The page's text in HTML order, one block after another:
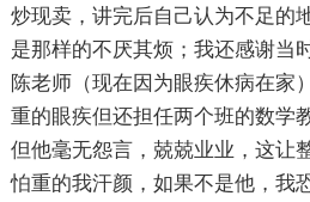
炒现卖，讲完后自己认为不足的
是那样的不厌其烦；我还感谢当
陈老师（现在因为眼疾休病在家
重的眼疾但还担任两个班的数学
但他毫无怨言，兢兢业业，这让
怕重的我汗颜，如果不是他，我